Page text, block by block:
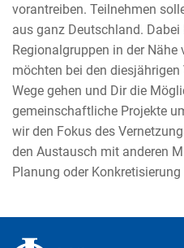
vorantreiben. Teilnehmen
aus ganz Deutschland.
Regionalgruppen in der Nähe
möchten bei den
Wege gehen und Dir die
gemeinschaftliche Projekte
wir den Fokus des
den Austausch mit anderen
Planung oder